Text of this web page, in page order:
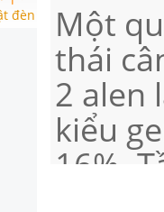
đèn Một
thái
2 alen
kiểu
16%.